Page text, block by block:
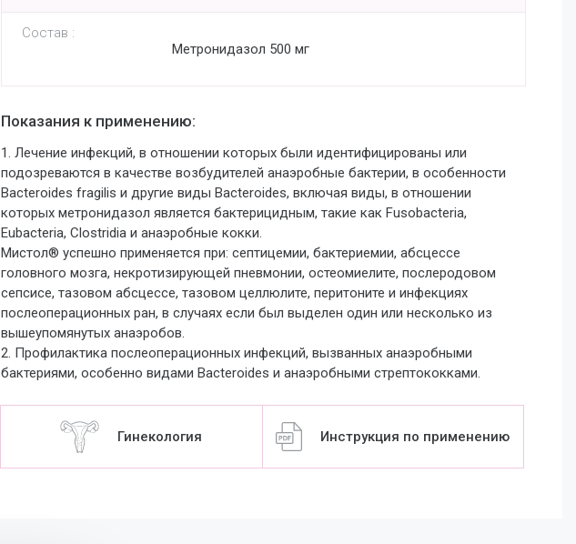
Состав :
Метронидазол 500 мг
Показания к применению:
1. Лечение инфекций, в отношении которых были идентифицированы или
подозреваются в качестве возбудителей анаэробные бактерии, в особенности
Bacteroides fragilis и другие виды Bacteroides, включая виды, в отношении
которых метронидазол является бактерицидным, такие как Fusobacteria,
Eubacteria, Clostridia и анаэробные кокки.
Мистол® успешно применяется при: септицемии, бактериемии, абсцессе
головного мозга, некротизирующей пневмонии, остеомиелите, послеродовом
сепсисе, тазовом абсцессе, тазовом целлюлите, перитоните и инфекциях
послеоперационных ран, в случаях если был выделен один или несколько из
вышеупомянутых анаэробов.
2. Профилактика послеоперационных инфекций, вызванных анаэробными
бактериями, особенно видами Bacteroides и анаэробными стрептококками.
Гинекология Инструкция по применению